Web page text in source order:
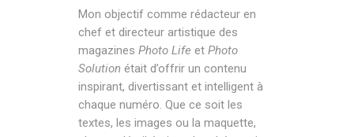
Mon objectif comme rédacteur en
chef et directeur artistique des
magazines Photo Life et Photo
Solution était d’offrir un contenu
inspirant, divertissant et intelligent à
chaque numéro. Que ce soit les
textes, les images ou la maquette,